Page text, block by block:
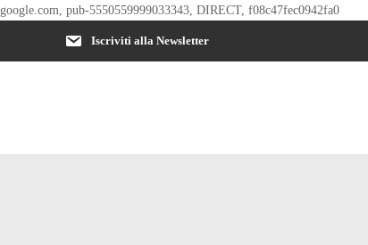
google.com, pub-5550559999033343, DIRECT, f08c47fec0942fa0
Iscriviti alla Newsletter